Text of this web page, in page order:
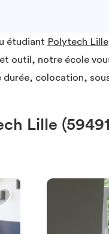
étudiant Polytech Lille
outil, notre école
durée, colocation,
Lille